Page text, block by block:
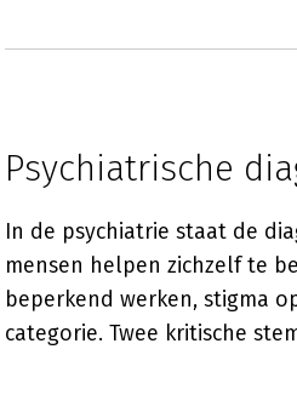
Psychiatrische
In de psychiatrie staat de
mensen helpen zichzelf te
beperkend werken, stigma
categorie. Twee kritische